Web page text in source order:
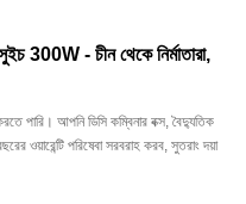
300W - চীন থেকে নির্মাতারা,
পারি। আপনি ডিসি কম্বিনার বক্স, বৈদ্যুতিক
ওয়ারেন্টি পরিষেবা সরবরাহ করব, সুতরাং দয়া